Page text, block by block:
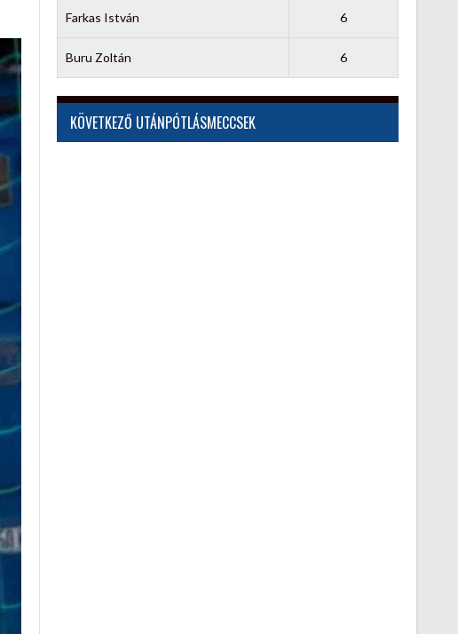
Farkas István 6
Buru Zoltán 6
KÖVETKEZŐ UTÁNPÓTLÁSMECCSEK